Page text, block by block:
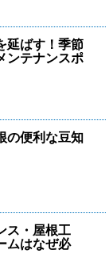
延ばす！季節
ンテナンスポ
の便利な豆知
ス・屋根工
ムはなぜ必